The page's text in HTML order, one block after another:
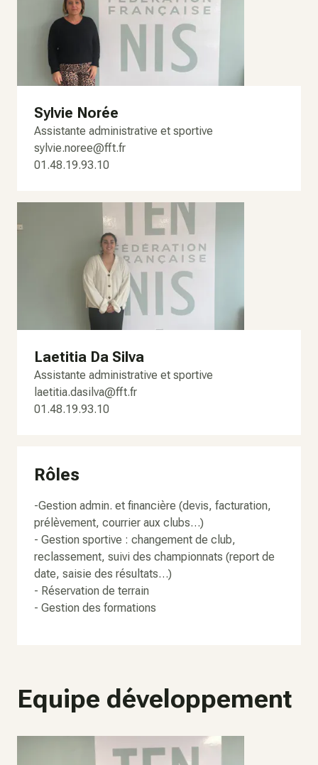
Sylvie Norée
Assistante administrative et sportive
sylvie.noree@fft.fr
01.48.19.93.10
Laetitia Da Silva
Assistante administrative et sportive
laetitia.dasilva@fft.fr
01.48.19.93.10
Rôles
-Gestion admin. et financière (devis, facturation,
prélèvement, courrier aux clubs…)
- Gestion sportive : changement de club,
reclassement, suivi des championnats (report de
date, saisie des résultats…)
- Réservation de terrain
- Gestion des formations
Equipe développement